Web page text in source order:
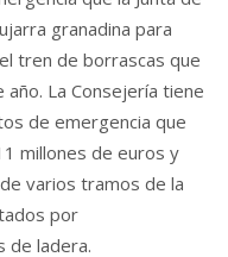
granadina para
tren de borrascas que
La Consejería tiene
de emergencia que
millones de euros y
varios tramos de la
por
de ladera.